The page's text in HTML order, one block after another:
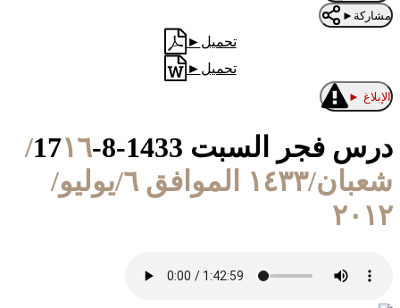
مشاركة ►
تحميل ►
تحميل ►
الإبلاغ ►
درس فجر السبت 1433-8-17
١٦/
شعبان/١٤٣٣ الموافق ٦/يوليو/
٢٠١٢